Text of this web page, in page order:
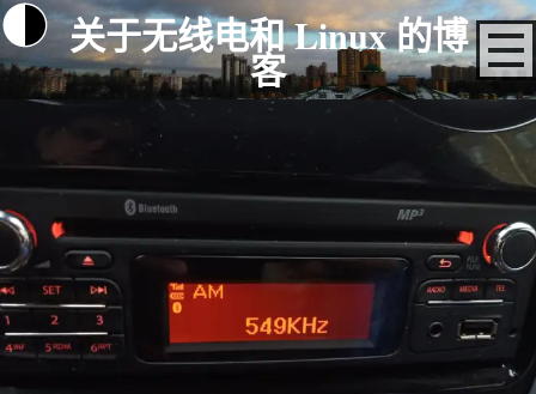
关于无线电和 Linux 的博
客